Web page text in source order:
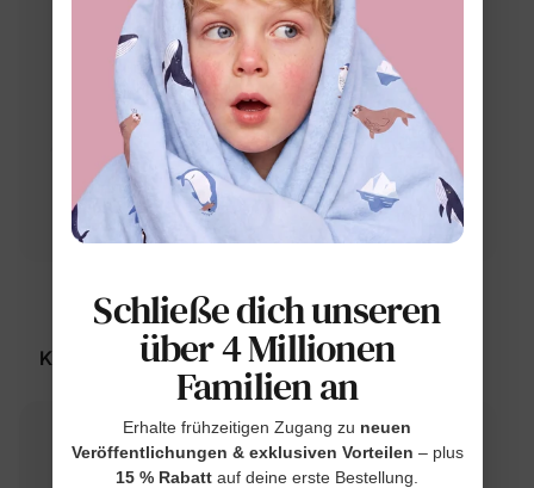
Micky & Freunde
Mädchenkleid für
Kleinkinder mit Polka-
Dots in Pink
Disney Cinderella
Mädchenkleid für
Kleinkinder Grau
$24.99
Schließe dich unseren
über 4 Millionen
Familien an
Erhalte frühzeitigen Zugang zu neuen
Veröffentlichungen & exklusiven Vorteilen – plus
15 % Rabatt auf deine erste Bestellung.